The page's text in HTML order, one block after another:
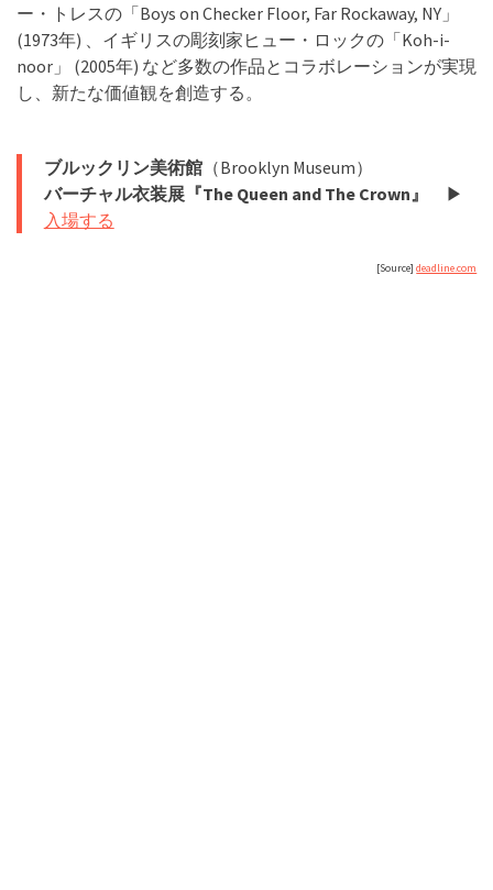
ー・トレスの「Boys on Checker Floor, Far Rockaway, NY」
(1973年) 、イギリスの彫刻家ヒュー・ロックの「Koh-i-
noor」 (2005年) など多数の作品とコラボレーションが実現
し、新たな価値観を創造する。
ブルックリン美術館（Brooklyn Museum）
バーチャル衣装展『The Queen and The Crown』
▶︎
入場する
[Source]deadline.com